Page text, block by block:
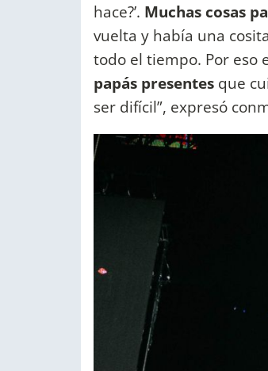
hace?’. Muchas cosas
vuelta y había una
todo el tiempo. Por eso
papás presentes que
ser difícil”, expresó